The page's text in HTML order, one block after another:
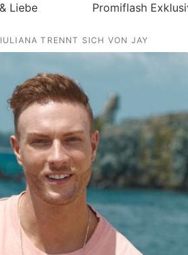
Liebe Promiflash
TRENNT SICH VON JAY